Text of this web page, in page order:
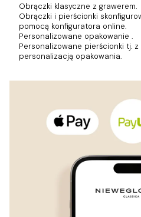
Obrączki klasyczne z grawerem.
Obrączki i pierścionki
pomocą konfiguratora online.
Personalizowane opakowanie .
Personalizowane pierścionki tj.
personalizacją opakowania.